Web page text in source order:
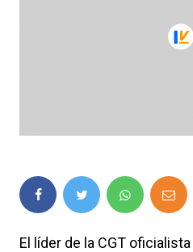
El líder de la CGT oficialista